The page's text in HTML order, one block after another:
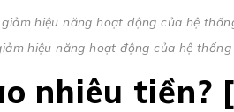
hiệu năng hoạt động của hệ thống
nhiêu tiền?